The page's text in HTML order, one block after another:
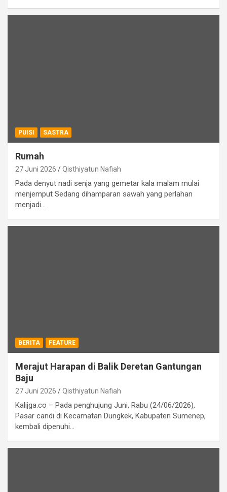
PUISI SASTRA
Rumah
27 Juni 2026 Qisthiyatun Nafiah
Pada denyut nadi senja yang gemetar kala malam mulai
menjemput Sedang dihamparan sawah yang perlahan
menjadi…
BERITA FEATURE
Merajut Harapan di Balik Deretan Gantungan
Baju
27 Juni 2026 Qisthiyatun Nafiah
Kalijga.co – Pada penghujung Juni, Rabu (24/06/2026),
Pasar candi di Kecamatan Dungkek, Kabupaten Sumenep,
kembali dipenuhi…